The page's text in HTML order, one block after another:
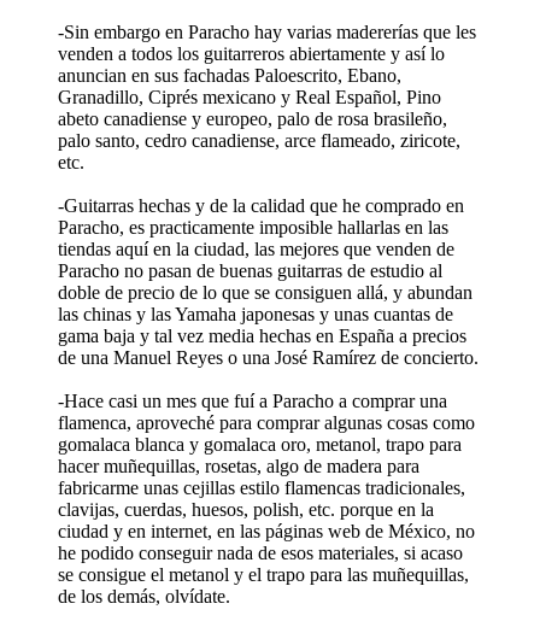
-Sin embargo en Paracho hay varias madererías que les
venden a todos los guitarreros abiertamente y así lo
anuncian en sus fachadas Paloescrito, Ebano,
Granadillo, Ciprés mexicano y Real Español, Pino
abeto canadiense y europeo, palo de rosa brasileño,
palo santo, cedro canadiense, arce flameado, ziricote,
etc.
-Guitarras hechas y de la calidad que he comprado en
Paracho, es practicamente imposible hallarlas en las
tiendas aquí en la ciudad, las mejores que venden de
Paracho no pasan de buenas guitarras de estudio al
doble de precio de lo que se consiguen allá, y abundan
las chinas y las Yamaha japonesas y unas cuantas de
gama baja y tal vez media hechas en España a precios
de una Manuel Reyes o una José Ramírez de concierto.
-Hace casi un mes que fuí a Paracho a comprar una
flamenca, aproveché para comprar algunas cosas como
gomalaca blanca y gomalaca oro, metanol, trapo para
hacer muñequillas, rosetas, algo de madera para
fabricarme unas cejillas estilo flamencas tradicionales,
clavijas, cuerdas, huesos, polish, etc. porque en la
ciudad y en internet, en las páginas web de México, no
he podido conseguir nada de esos materiales, si acaso
se consigue el metanol y el trapo para las muñequillas,
de los demás, olvídate.